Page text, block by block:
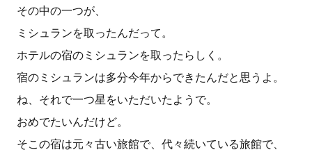
その中の一つが、
ミシュランを取ったんだって。
ホテルの宿のミシュランを取ったらしく。
宿のミシュランは多分今年からできたんだと思うよ。
ね、それで一つ星をいただいたようで。
おめでたいんだけど。
そこの宿は元々古い旅館で、代々続いている旅館で、